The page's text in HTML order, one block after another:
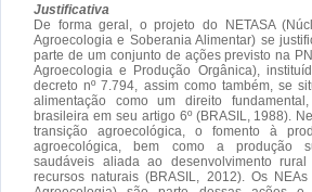
Justificativa
De forma geral, o projeto do NETASA
Agroecologia e Soberania Alimentar) se
parte de um conjunto de ações previsto na
Agroecologia e Produção Orgânica),
decreto nº 7.794, assim como também, se
alimentação como um direito
brasileira em seu artigo 6º (BRASIL, 1988).
transição agroecológica, o fomento à
agroecológica, bem como a produção
saudáveis aliada ao desenvolvimento
recursos naturais (BRASIL, 2012). Os